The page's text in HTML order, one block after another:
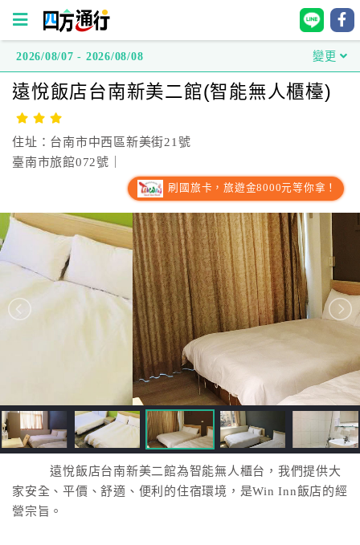
方
通
行
訂
台
訂
房
飯
店
訂
房
HOT
2026/08/07 - 2026/08/08 變更
遠悅飯店台南新美二館(智能無人櫃檯)
住址：台南市中西區新美街21號
臺南市旅館072號｜
刷國旅卡，旅遊金8000元等你拿！
遠悅飯店台南新美二館為智能無人櫃台，我們提供大
家安全、平價、舒適、便利的住宿環境，是Win Inn飯店的經
營宗旨。